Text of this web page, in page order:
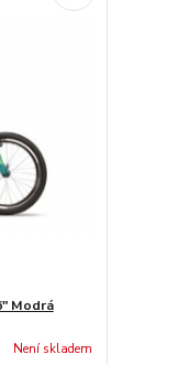
Modrá
Není skladem